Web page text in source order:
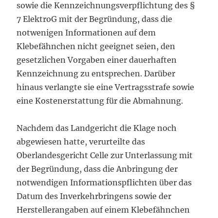
sowie die Kennzeichnungsverpflichtung des §
7 ElektroG mit der Begründung, dass die
notwenigen Informationen auf dem
Klebefähnchen nicht geeignet seien, den
gesetzlichen Vorgaben einer dauerhaften
Kennzeichnung zu entsprechen. Darüber
hinaus verlangte sie eine Vertragsstrafe sowie
eine Kostenerstattung für die Abmahnung.
Nachdem das Landgericht die Klage noch
abgewiesen hatte, verurteilte das
Oberlandesgericht Celle zur Unterlassung mit
der Begründung, dass die Anbringung der
notwendigen Informationspflichten über das
Datum des Inverkehrbringens sowie der
Herstellerangaben auf einem Klebefähnchen